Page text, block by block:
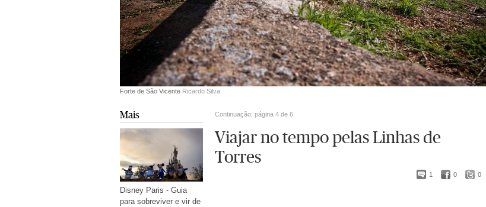
Forte de São Vicente Ricardo Silva
Mais
Disney Paris - Guia
para sobreviver e vir de
Continuação: página 4 de 6
Viajar no tempo pelas Linhas de
Torres
1 0 0